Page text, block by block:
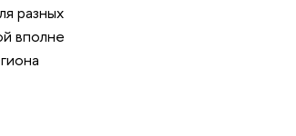
разных
вполне